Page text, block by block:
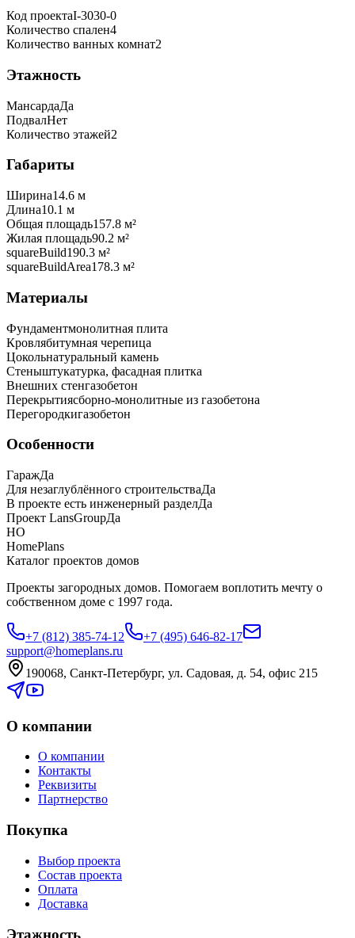
Код проектаI-3030-0
Количество спален4
Количество ванных комнат2
Этажность
МансардаДа
ПодвалНет
Количество этажей2
Габариты
Ширина14.6 м
Длина10.1 м
Общая площадь157.8 м²
Жилая площадь90.2 м²
squareBuild190.3 м²
squareBuildArea178.3 м²
Материалы
Фундаментмонолитная плита
Кровлябитумная черепица
Цокольнатуральный камень
Стеныштукатурка, фасадная плитка
Внешних стенгазобетон
Перекрытиясборно-монолитные из газобетона
Перегородкигазобетон
Особенности
ГаражДа
Для незаглублённого строительстваДа
В проекте есть инженерный разделДа
Проект LansGroupДа
HO
HomePlans
Каталог проектов домов
Проекты загородных домов. Помогаем воплотить мечту о
собственном доме с 1997 года.
+7 (812) 385-74-12
+7 (495) 646-82-17
support@homeplans.ru
190068, Санкт-Петербург, ул. Садовая, д. 54, офис 215
О компании
О компании
Контакты
Реквизиты
Партнерство
Покупка
Выбор проекта
Состав проекта
Оплата
Доставка
Этажность